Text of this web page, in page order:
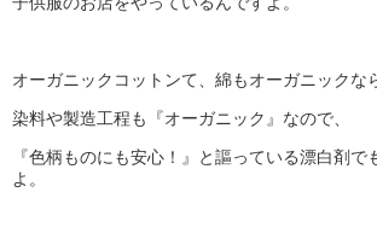
オーガニックコットンて、綿もオーガニックな
染料や製造工程も『オーガニック』なので、
『色柄ものにも安心！』と謳っている漂白剤で
よ。